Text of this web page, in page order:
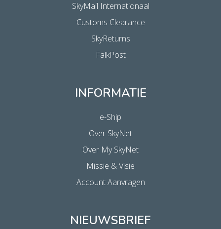
SkyMail Internationaal
Customs Clearance
SkyReturns
FalkPost
INFORMATIE
e-Ship
Over SkyNet
Over My SkyNet
Missie & Visie
Account Aanvragen
NIEUWSBRIEF